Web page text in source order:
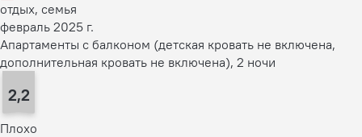
отдых, семья
февраль 2025 г.
Апартаменты с балконом (детская кровать не включена,
дополнительная кровать не включена), 2 ночи
2,2
Плохо